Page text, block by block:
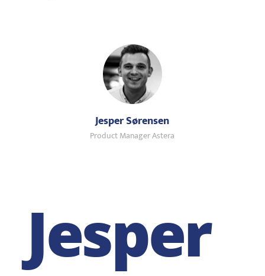
Jesper Sørensen
Product Manager Astera
Jesper